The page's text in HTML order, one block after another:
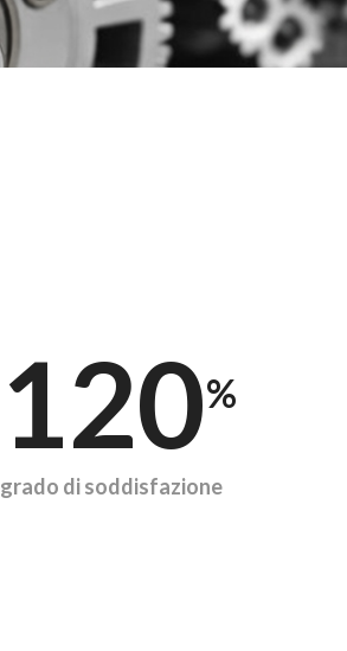
120%
grado di soddisfazione